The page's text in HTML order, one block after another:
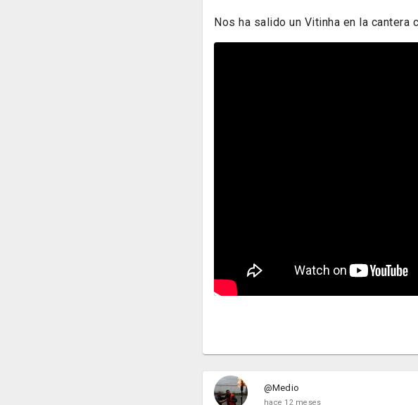
Nos ha salido un Vitinha en la cantera
@Medio
hace 12 meses